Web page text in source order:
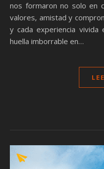
nos formaron no solo en
valores, amistad y
y cada experiencia vivida
huella imborrable en…